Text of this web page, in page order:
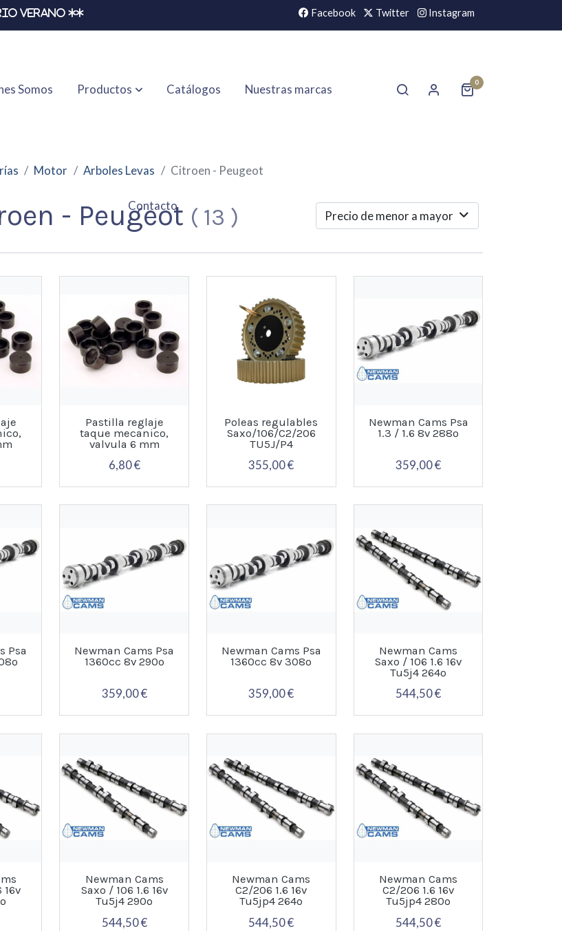
VERANO ** Facebook Twitter Instagram
Somos Productos Catálogos Nuestras marcas
Contacto
0
Motor Arboles Levas Citroen - Peugeot
- Peugeot ( 13 ) Precio de menor a mayor
Pastilla reglaje
taque mecanico,
valvula 6 mm
6,80 €
Poleas regulables
Saxo/106/C2/206
TU5J/P4
355,00 €
Newman Cams Psa
1.3 / 1.6 8v 288º
359,00 €
Psa
Newman Cams Psa
1360cc 8v 290º
359,00 €
Newman Cams Psa
1360cc 8v 308º
359,00 €
Newman Cams
Saxo / 106 1.6 16v
Tu5j4 264º
544,50 €
16v
Newman Cams
Saxo / 106 1.6 16v
Tu5j4 290º
544,50 €
Newman Cams
C2/206 1.6 16v
Tu5jp4 264º
544,50 €
Newman Cams
C2/206 1.6 16v
Tu5jp4 280º
544,50 €